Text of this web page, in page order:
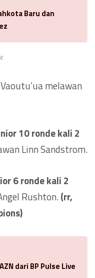
Baru dan
melawan
10 ronde kali 2
Linn Sandstrom.
6 ronde kali 2
Rushton.(rr,
dari BP Pulse Live